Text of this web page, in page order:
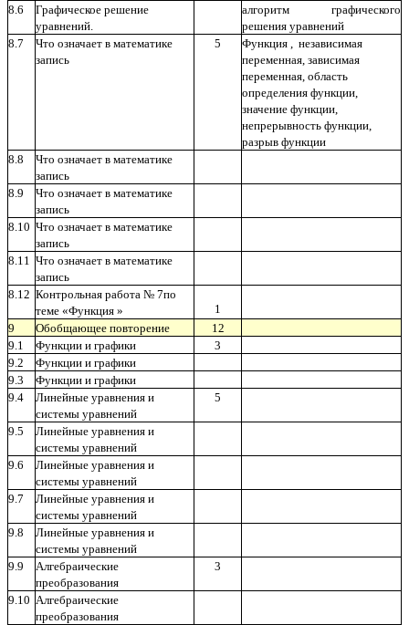
8.6
Графическое решение
уравнений.
алгоритм графического
решения уравнений
8.7
Что означает в математике
запись
5
Функция , независимая
переменная, зависимая
переменная, область
определения функции,
значение функции,
непрерывность функции,
разрыв функции
8.8
Что означает в математике
запись
8.9
Что означает в математике
запись
8.10 Что означает в математике
запись
8.11 Что означает в математике
запись
8.12 Контрольная работа № 7по
теме «Функция »
1
9
Обобщающее повторение
12
9.1
Функции и графики
3
9.2
Функции и графики
9.3
Функции и графики
9.4
Линейные уравнения и
системы уравнений
5
9.5
Линейные уравнения и
системы уравнений
9.6
Линейные уравнения и
системы уравнений
9.7
Линейные уравнения и
системы уравнений
9.8
Линейные уравнения и
системы уравнений
9.9
Алгебраические
преобразования
3
9.10 Алгебраические
преобразования